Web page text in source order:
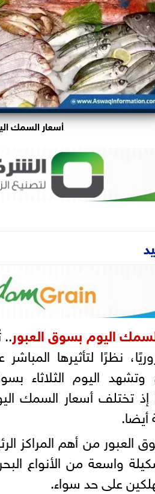
أسعار السمك
اليوم بسوق العبور..
نظرًا لتأثيرها
إذ تختلف أسعار السمك
أيضا.
العبور من أهم المراكز
واسعة من الأنواع
على حد سواء.